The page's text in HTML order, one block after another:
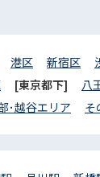
港区 新宿区
[東京都下] 八
･越谷エリア そ